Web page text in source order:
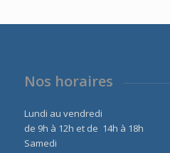
Nos horaires
Lundi au vendredi
de 9h à 12h et de 14h à 18h
Samedi